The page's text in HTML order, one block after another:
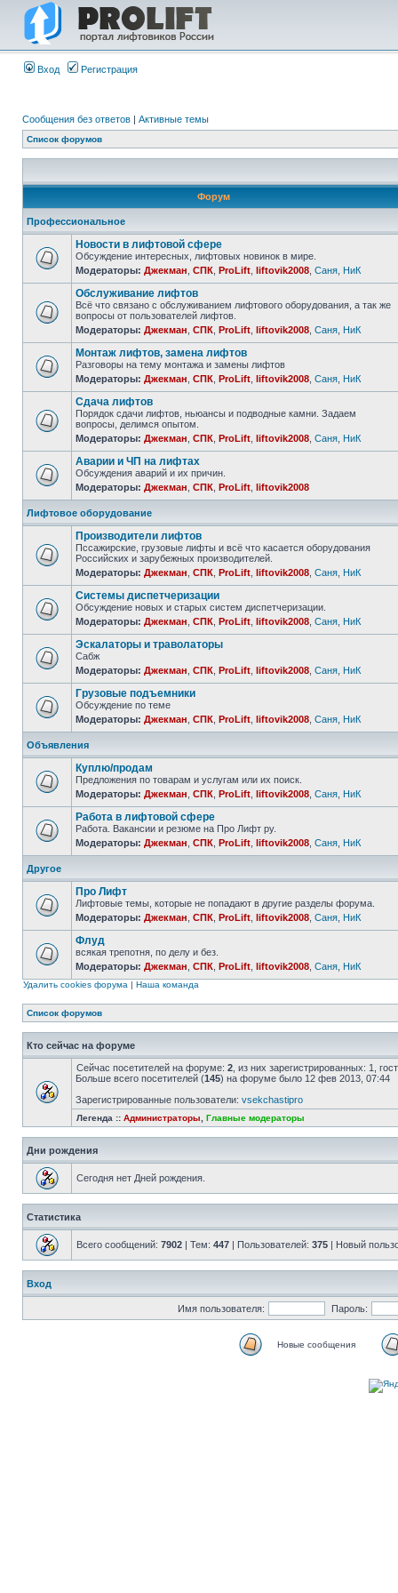
Вход Регистрация
Сообщения без ответов | Активные темы
Список форумов
Форум
Профессиональное
Новости в лифтовой сфере
Обсуждение интересных, лифтовых новинок в мире.
Модераторы: Джекман СПК ProLift liftovik2008 Саня НиК
Обслуживание лифтов
Всё что связано с обслуживанием лифтового оборудования, а так же
вопросы от пользователей лифтов.
Модераторы: Джекман СПК ProLift liftovik2008 Саня НиК
Монтаж лифтов, замена лифтов
Разговоры на тему монтажа и замены лифтов
Модераторы: Джекман СПК ProLift liftovik2008 Саня НиК
Сдача лифтов
Порядок сдачи лифтов, ньюансы и подводные камни. Задаем
вопросы, делимся опытом.
Модераторы: Джекман СПК ProLift liftovik2008 Саня НиК
Аварии и ЧП на лифтах
Обсуждения аварий и их причин.
Модераторы: Джекман СПК ProLift liftovik2008
Лифтовое оборудование
Производители лифтов
Пссажирские, грузовые лифты и всё что касается оборудования
Российских и зарубежных производителей.
Модераторы: Джекман СПК ProLift liftovik2008 Саня НиК
Системы диспетчеризации
Обсуждение новых и старых систем диспетчеризации.
Модераторы: Джекман СПК ProLift liftovik2008 Саня НиК
Эскалаторы и траволаторы
Сабж
Модераторы: Джекман СПК ProLift liftovik2008 Саня НиК
Грузовые подъемники
Обсуждение по теме
Модераторы: Джекман СПК ProLift liftovik2008 Саня НиК
Объявления
Куплю/продам
Предложения по товарам и услугам или их поиск.
Модераторы: Джекман СПК ProLift liftovik2008 Саня НиК
Работа в лифтовой сфере
Работа. Вакансии и резюме на Про Лифт ру.
Модераторы: Джекман СПК ProLift liftovik2008 Саня НиК
Другое
Про Лифт
Лифтовые темы, которые не попадают в другие разделы форума.
Модераторы: Джекман СПК ProLift liftovik2008 Саня НиК
Флуд
всякая трепотня, по делу и без.
Модераторы: Джекман СПК ProLift liftovik2008 Саня НиК
Удалить cookies форума | Наша команда
Список форумов
Кто сейчас на форуме
Сейчас посетителей на форуме: 2 , из них зарегистрированных: 1,
Больше всего посетителей (145) на форуме было 12 фев 2013, 07:44
Зарегистрированные пользователи: vsekchastipro
Легенда :: Администраторы Главные модераторы
Дни рождения
Сегодня нет Дней рождения.
Статистика
Всего сообщений: 7902 | Тем: 447 | Пользователей: 375 | Новый
Вход
Имя пользователя: Пароль:
Новые сообщения